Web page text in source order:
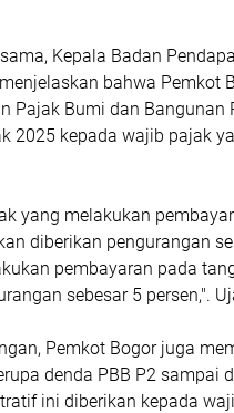
Kepala Badan
bahwa Pemkot
Pajak Bumi dan Bangunan
2025 kepada wajib pajak
yang melakukan
diberikan pengurangan
pembayaran pada
sebesar 5 persen,".
Pemkot Bogor juga
denda PBB P2 sampai
ini diberikan kepada